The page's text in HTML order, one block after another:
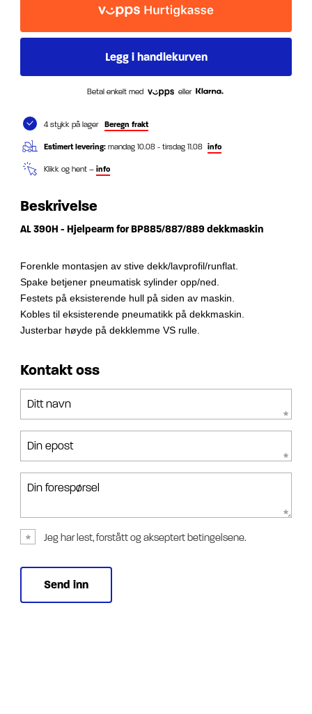
Betal enkelt med eller
4 stykk på lager Beregn frakt
Estimert levering: mandag 10.08 - tirsdag 11.08 info
Klikk og hent – info
Beskrivelse
AL 390H - Hjelpearm for BP885/887/889 dekkmaskin
Forenkle montasjen av stive dekk/lavprofil/runflat.
Spake betjener pneumatisk sylinder opp/ned.
Festets på eksisterende hull på siden av maskin.
Kobles til eksisterende pneumatikk på dekkmaskin.
Justerbar høyde på dekklemme VS rulle.
Kontakt oss
Ditt navn
Din epost
Din forespørsel
Jeg har lest, forstått og akseptert betingelsene.